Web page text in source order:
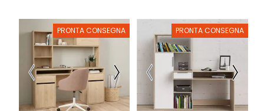
PRONTA CONSEGNA PRONTA CONSEGNA